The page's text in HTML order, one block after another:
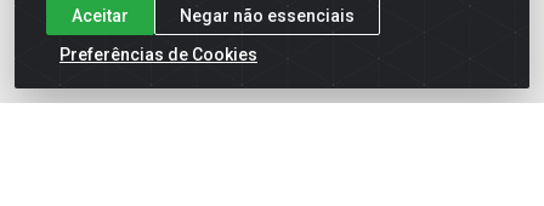
Aceitar
Negar não essenciais
Preferências de Cookies
Atef Distribuidora LTDA - Av. Vautier, 585/597 - Pari - São
Paulo/SP - CEP 03.032-000 - CNPJ 27.717.135/0001-29